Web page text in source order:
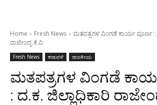
Home Fresh News
ಮತಪತ್ರಗಳ ವಿಂಗಡೆ ಕಾರ್ಯ ಪೂರ್ಣ :
ರಾಜೇಂದ್ರ ಕೆ.ವಿ
Fresh News ಕರಾವಳಿ ರಾಜಕೀಯ
ಮತಪತ್ರಗಳ ವಿಂಗಡೆ
: ದ.ಕ. ಜಿಲ್ಲಾಧಿಕಾರಿ